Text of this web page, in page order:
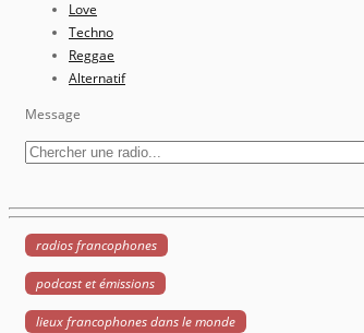
Love
Techno
Reggae
Alternatif
Message
radios francophones
podcast et émissions
lieux francophones dans le monde